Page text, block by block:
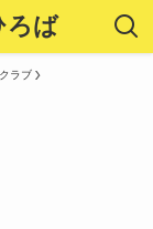
ろば
ラブ